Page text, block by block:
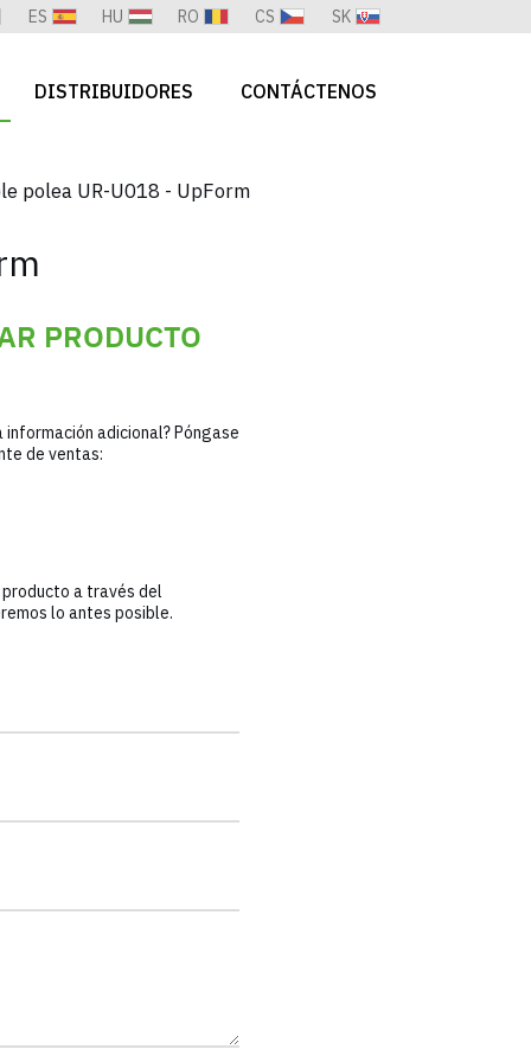
SK
CS
RO
HU
ES
DISTRIBUIDORES CONTÁCTENOS
polea UR-U018 - UpForm
PRODUCTO
adicional? Póngase
de ventas:
a través del
lo antes posible.